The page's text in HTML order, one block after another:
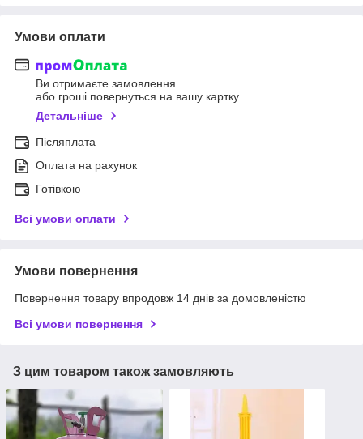
Умови оплати
Ви отримаєте замовлення
або гроші повернуться на вашу картку
Детальніше
Післяплата
Оплата на рахунок
Готівкою
Всі умови оплати
Умови повернення
Повернення товару впродовж 14 днів за домовленістю
Всі умови повернення
З цим товаром також замовляють